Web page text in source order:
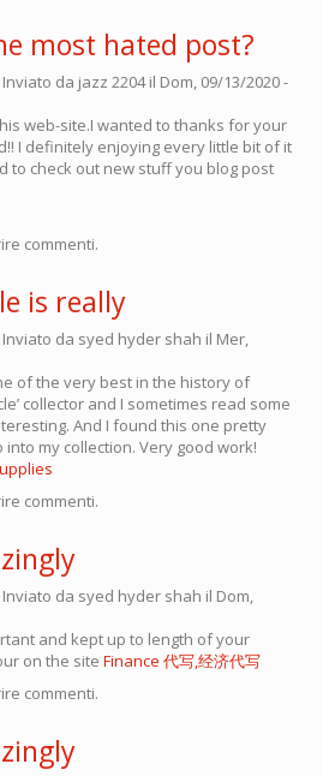
most hated post?
Inviato da jazz 2204il Dom, 09/13/2020 -
web-site.I wanted to thanks for your
I definitely enjoying every little bit of it
to check out new stuff you blog post
commenti.
is really
Inviato da syed hyder shah il Mer,
of the very best in the history of
collector and I sometimes read some
And I found this one pretty
my collection. Very good work!
commenti.
Inviato da syed hyder shah il Dom,
and kept up to length of your
on the site Finance 代写,经济代写
commenti.